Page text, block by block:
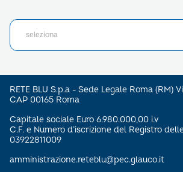
RETE BLU S.p.a - Sede Legale Roma (RM)
CAP 00165 Roma
Capitale sociale Euro 6.980.000,00 i.v
C.F. e Numero d’iscrizione del Registro
03922811009
amministrazione.reteblu@pec.glauco.it